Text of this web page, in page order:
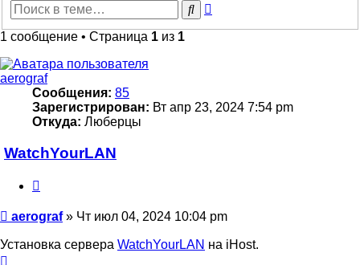
Поиск
1 сообщение • Страница 1 из 1
aerograf
Сообщения: 85
Зарегистрирован: Вт апр 23, 2024 7:54 pm
Откуда: Люберцы
WatchYourLAN
Сообщение
aerograf» Чт июл 04, 2024 10:04 pm
Установка сервера WatchYourLAN на iHost.